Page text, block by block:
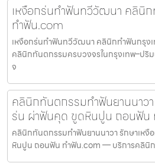
เหงือกร่นทำฟันทวีวัฒนา คลินิ
ทำฟัน.com
เหงือกร่นทำฟันทวีวัฒนา คลินิกทำฟันกรุง
คลินิกทันตกรรมครบวงจรในกรุงเทพ–ป
จ
คลินิกทันตกรรมทำฟันยานนาวา
ร่น ผ่าฟันคุด ขูดหินปูน ถอนฟัน
คลินิกทันตกรรมทำฟันยานนาวา รักษาเหงื
หินปูน ถอนฟัน ทำฟัน.com — บริการคลินิ